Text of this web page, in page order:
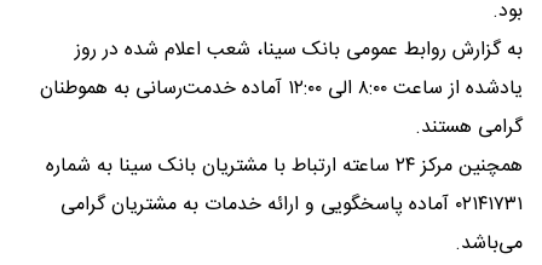
بود.
به گزارش روابط عمومی بانک سینا، شعب اعلام شده در روز
یادشده از ساعت ۸:۰۰ الی ۱۲:۰۰ آماده خدمت‌رسانی به هموطنان
گرامی هستند.
همچنین مرکز ۲۴ ساعته ارتباط با مشتریان بانک سینا به شماره
۰۲۱۴۱۷۳۱ آماده پاسخگویی و ارائه خدمات به مشتریان گرامی
می‌باشد.